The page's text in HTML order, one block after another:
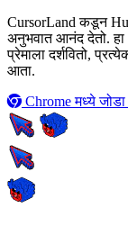
CursorLand कडून
अनुभवात आनंद देतो.
प्रेमाला दर्शवितो,
आता.
Chrome मध्ये जोडा